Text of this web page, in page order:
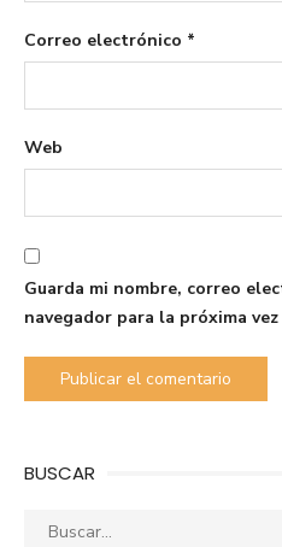
Correo electrónico *
Web
Guarda mi nombre, correo
navegador para la próxima
BUSCAR
Buscar: